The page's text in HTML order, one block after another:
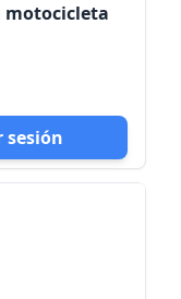
motocicleta